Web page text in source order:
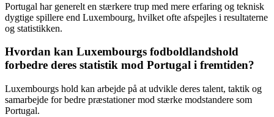
Portugal har generelt en stærkere trup med mere erfaring og teknisk
dygtige spillere end Luxembourg, hvilket ofte afspejles i resultaterne
og statistikken.
Hvordan kan Luxembourgs fodboldlandshold
forbedre deres statistik mod Portugal i fremtiden?
Luxembourgs hold kan arbejde på at udvikle deres talent, taktik og
samarbejde for bedre præstationer mod stærke modstandere som
Portugal.